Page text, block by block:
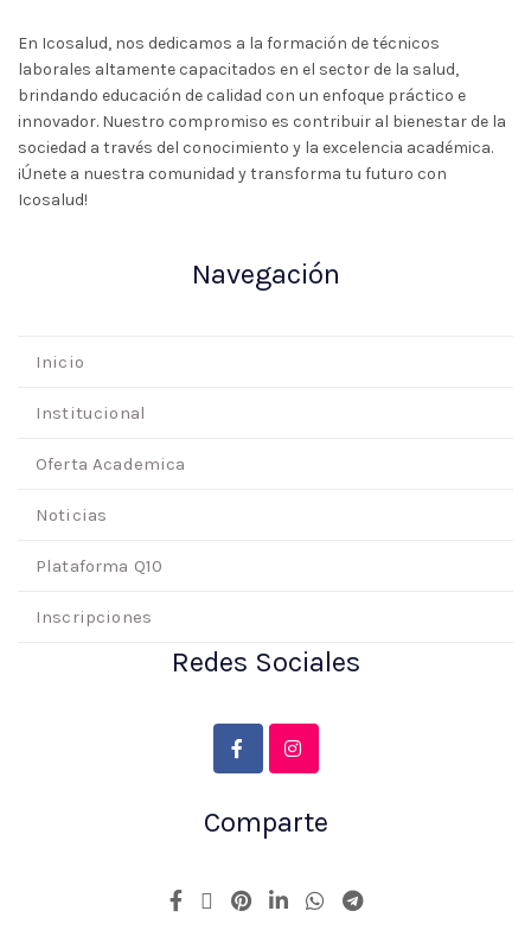
En Icosalud, nos dedicamos a la formación de técnicos
laborales altamente capacitados en el sector de la salud,
brindando educación de calidad con un enfoque práctico e
innovador. Nuestro compromiso es contribuir al bienestar de la
sociedad a través del conocimiento y la excelencia académica.
¡Únete a nuestra comunidad y transforma tu futuro con
Icosalud!
Navegación
Inicio
Institucional
Oferta Academica
Noticias
Plataforma Q10
Inscripciones
Redes Sociales
Comparte